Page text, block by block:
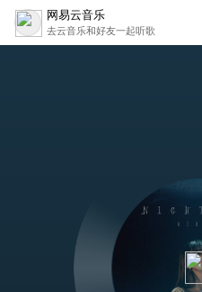
网易云音乐
去云音乐和好友一起听歌